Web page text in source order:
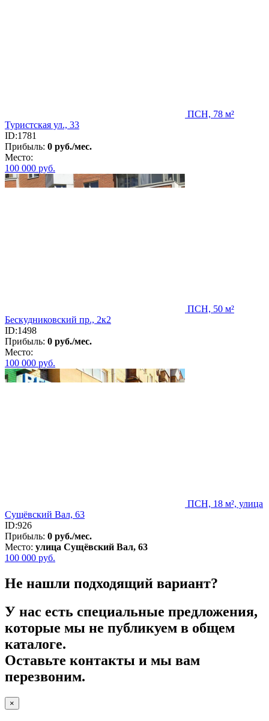
ПСН, 78 м²
Туристская ул., 33
ID:1781
Прибыль: 0 руб./мес.
Место:
100 000 руб.
ПСН, 50 м²
Бескудниковский пр., 2к2
ID:1498
Прибыль: 0 руб./мес.
Место:
100 000 руб.
ПСН, 18 м², улица
Сущёвский Вал, 63
ID:926
Прибыль: 0 руб./мес.
Место: улица Сущёвский Вал, 63
100 000 руб.
Не нашли подходящий вариант?
У нас есть специальные предложения,
которые мы не публикуем в общем
каталоге.
Оставьте контакты и мы вам
перезвоним.
×